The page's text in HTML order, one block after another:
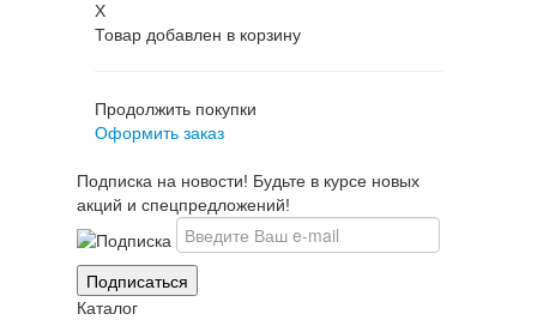
X
Товар добавлен в корзину
Продолжить покупки
Оформить заказ
Подписка на новости! Будьте в курсе новых
акций и спецпредложений!
Каталог